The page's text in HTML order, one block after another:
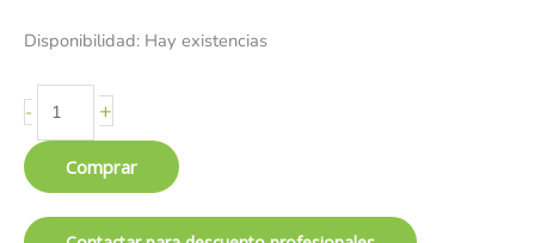
Disponibilidad: Hay existencias
- +
Comprar